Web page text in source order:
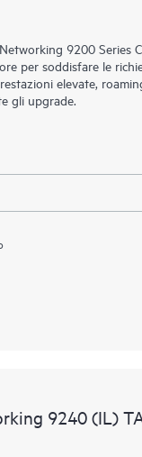
9200 Series
per soddisfare le
elevate,
gli upgrade.
9240 (IL)